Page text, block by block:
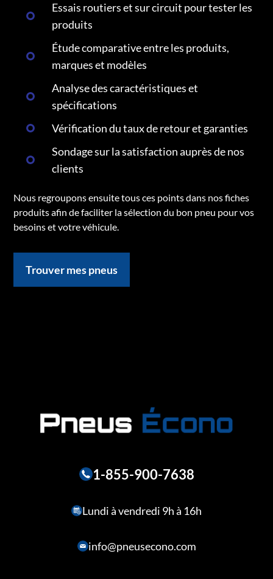
Essais routiers et sur circuit pour tester les
produits
Étude comparative entre les produits,
marques et modèles
Analyse des caractéristiques et
spécifications
Vérification du taux de retour et garanties
Sondage sur la satisfaction auprès de nos
clients
Nous regroupons ensuite tous ces points dans nos fiches
produits afin de faciliter la sélection du bon pneu pour vos
besoins et votre véhicule.
Trouver mes pneus
1-855-900-7638
Lundi à vendredi 9h à 16h
info@pneusecono.com